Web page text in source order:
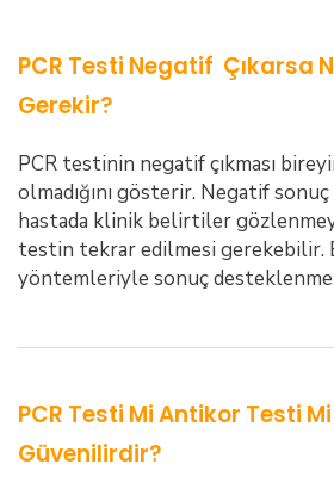
PCR Testi Negatif Çıkarsa
Gerekir?
PCR testinin negatif çıkması
olmadığını gösterir. Negatif sonuç
hastada klinik belirtiler
testin tekrar edilmesi gerekebilir.
yöntemleriyle sonuç
PCR Testi Mi Antikor Testi
Güvenilirdir?